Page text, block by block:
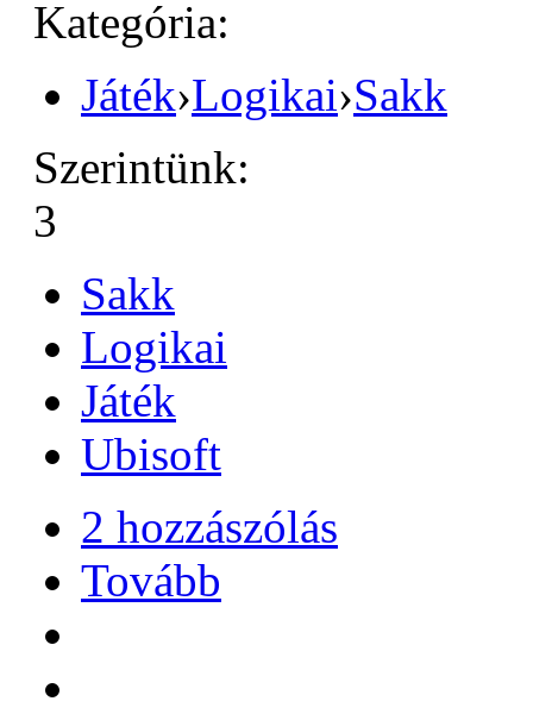
Kategória:
Játék›Logikai›Sakk
Szerintünk:
3
Sakk
Logikai
Játék
Ubisoft
2 hozzászólás
Tovább